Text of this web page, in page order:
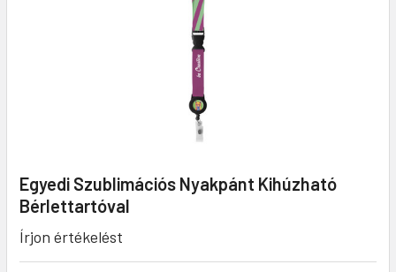
Egyedi Szublimációs Nyakpánt Kihúzható
Bérlettartóval
Írjon értékelést